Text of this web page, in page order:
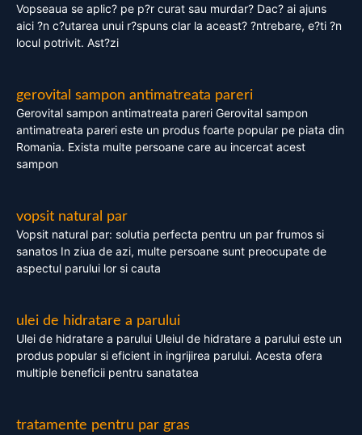
Vopseaua se aplic? pe p?r curat sau murdar? Dac? ai ajuns
aici ?n c?utarea unui r?spuns clar la aceast? ?ntrebare, e?ti ?n
locul potrivit. Ast?zi
gerovital sampon antimatreata pareri
Gerovital sampon antimatreata pareri Gerovital sampon
antimatreata pareri este un produs foarte popular pe piata din
Romania. Exista multe persoane care au incercat acest
sampon
vopsit natural par
Vopsit natural par: solutia perfecta pentru un par frumos si
sanatos In ziua de azi, multe persoane sunt preocupate de
aspectul parului lor si cauta
ulei de hidratare a parului
Ulei de hidratare a parului Uleiul de hidratare a parului este un
produs popular si eficient in ingrijirea parului. Acesta ofera
multiple beneficii pentru sanatatea
tratamente pentru par gras